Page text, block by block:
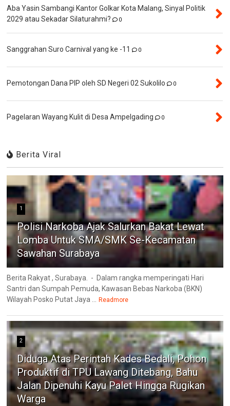
Aba Yasin Sambangi Kantor Golkar Kota Malang, Sinyal Politik
2029 atau Sekadar Silaturahmi?
0
Sanggrahan Suro Carnival yang ke -11 0
Pemotongan Dana PIP oleh SD Negeri 02 Sukolilo 0
Pagelaran Wayang Kulit di Desa Ampelgading 0
Berita Viral
1
Polisi Narkoba Ajak Salurkan Bakat Lewat
Lomba Untuk SMA/SMK Se-Kecamatan
Sawahan Surabaya
Berita Rakyat , Surabaya. - Dalam rangka memperingati Hari
Santri dan Sumpah Pemuda, Kawasan Bebas Narkoba (BKN)
Wilayah Posko Putat Jaya ... Readmore
2
Diduga Atas Perintah Kades Bedali, Pohon
Produktif di TPU Lawang Ditebang, Bahu
Jalan Dipenuhi Kayu Palet Hingga Rugikan
Warga